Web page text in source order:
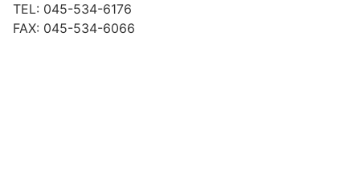
TEL: 045-534-6176
FAX: 045-534-6066